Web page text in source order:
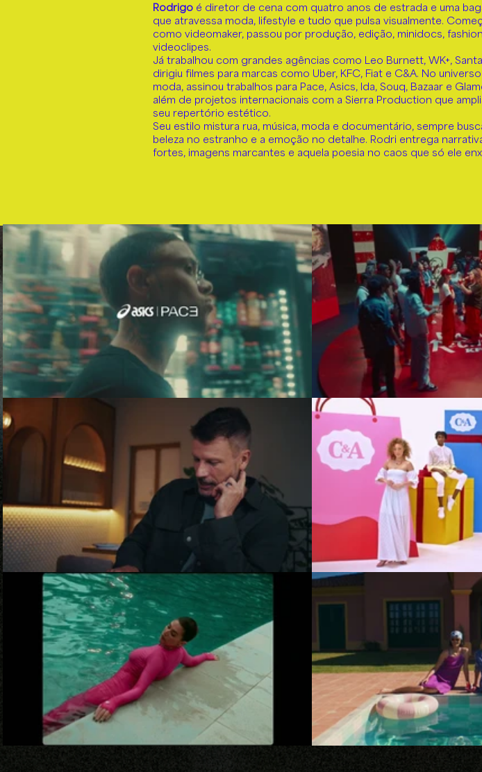
Rodrigo é diretor de cena com quatro anos de estrada e uma
que atravessa moda, lifestyle e tudo que pulsa visualmente.
como videomaker, passou por produção, edição, minidocs,
videoclipes.
Já trabalhou com grandes agências como Leo Burnett, WK+,
dirigiu filmes para marcas como Uber, KFC, Fiat e C&A. No
moda, assinou trabalhos para Pace, Asics, Ida, Souq, Bazaar e
além de projetos internacionais com a Sierra Production que
seu repertório estético.
Seu estilo mistura rua, música, moda e documentário, sempre
beleza no estranho e a emoção no detalhe. Rodri entrega
fortes, imagens marcantes e aquela poesia no caos que só ele